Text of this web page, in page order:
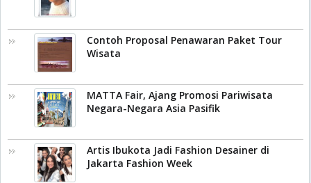
Contoh Proposal Penawaran Paket Tour
Wisata
MATTA Fair, Ajang Promosi Pariwisata
Negara-Negara Asia Pasifik
Artis Ibukota Jadi Fashion Desainer di
Jakarta Fashion Week